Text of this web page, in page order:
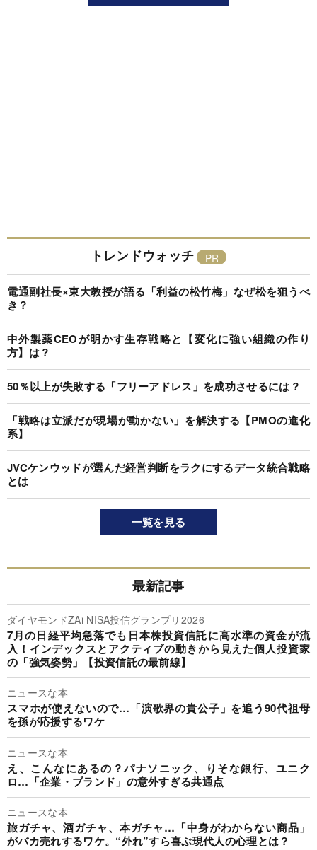
トレンドウォッチ
電通副社長×東大教授が語る「利益の松竹梅」なぜ松を狙うべ
き？
中外製薬CEOが明かす生存戦略と【変化に強い組織の作り
方】は？
50％以上が失敗する「フリーアドレス」を成功させるには？
「戦略は立派だが現場が動かない」を解決する【PMOの進化
系】
JVCケンウッドが選んだ経営判断をラクにするデータ統合戦略
とは
一覧を見る
最新記事
ダイヤモンドZAi NISA投信グランプリ2026
7月の日経平均急落でも日本株投資信託に高水準の資金が流
入！インデックスとアクティブの動きから見えた個人投資家
の「強気姿勢」【投資信託の最前線】
ニュースな本
スマホが使えないので…「演歌界の貴公子」を追う90代祖母
を孫が応援するワケ
ニュースな本
え、こんなにあるの？パナソニック、りそな銀行、ユニク
ロ…「企業・ブランド」の意外すぎる共通点
ニュースな本
旅ガチャ、酒ガチャ、本ガチャ…「中身がわからない商品」
がバカ売れするワケ。“外れ”すら喜ぶ現代人の心理とは？